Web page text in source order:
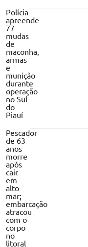
Polícia
apreende
77
mudas
de
maconha,
armas
e
munição
durante
operação
no Sul
do
Piauí
Pescador
de 63
anos
morre
após
cair
em
alto-
mar;
embarcação
atracou
com o
corpo
no
litoral